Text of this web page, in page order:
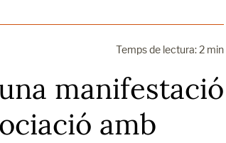
Temps de lectura: 2 min
manifestació
amb